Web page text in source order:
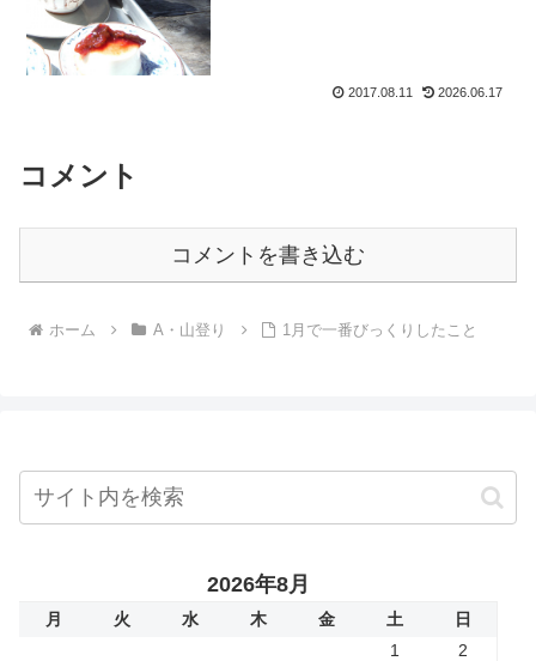
2017.08.11 2026.06.17
コメント
コメントを書き込む
ホーム A・山登り 1月で一番びっくりしたこと
2026年8月
月 火 水 木 金 土
日
1
2